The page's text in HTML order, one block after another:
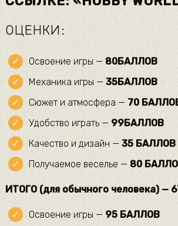
ОЦЕНКИ:
Освоение игры — 80БАЛЛОВ
Механика игры — 35БАЛЛОВ
Сюжет и атмосфера — 70
Удобство играть — 99БАЛЛОВ
Качество и дизайн — 35 БАЛЛОВ
Получаемое веселье — 80
ИТОГО (для обычного человека) —
Освоение игры — 95 БАЛЛОВ